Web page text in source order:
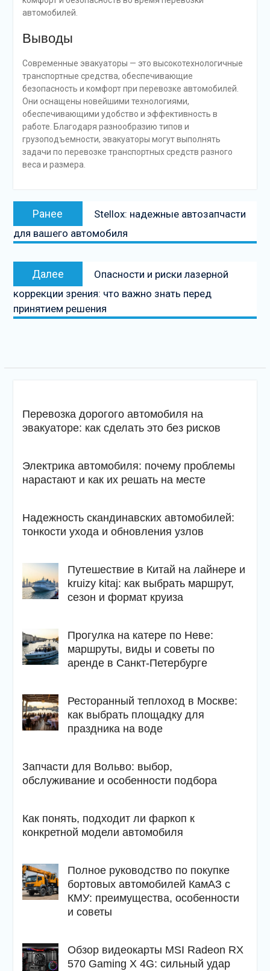
автомобилей.
Выводы
Современные эвакуаторы — это высокотехнологичные
транспортные средства, обеспечивающие
безопасность и комфорт при перевозке автомобилей.
Они оснащены новейшими технологиями,
обеспечивающими удобство и эффективность в
работе. Благодаря разнообразию типов и
грузоподъемности, эвакуаторы могут выполнять
задачи по перевозке транспортных средств разного
веса и размера.
Навигация
записям
Ранее
Предыдущая
Stellox: надежные автозапчасти
для вашего автомобиля
Далее
Следующая
Опасности и риски лазерной
коррекции зрения: что важно знать перед
принятием решения
Перевозка дорогого автомобиля на
эвакуаторе: как сделать это без рисков
Электрика автомобиля: почему проблемы
нарастают и как их решать на месте
Надежность скандинавских автомобилей:
тонкости ухода и обновления узлов
Путешествие в Китай на лайнере и
kruizy kitaj: как выбрать маршрут,
сезон и формат круиза
Прогулка на катере по Неве:
маршруты, виды и советы по
аренде в Санкт-Петербурге
Ресторанный теплоход в Москве:
как выбрать площадку для
праздника на воде
Запчасти для Вольво: выбор,
обслуживание и особенности подбора
Как понять, подходит ли фаркоп к
конкретной модели автомобиля
Полное руководство по покупке
бортовых автомобилей КамАЗ с
КМУ: преимущества, особенности
и советы
Обзор видеокарты MSI Radeon RX
570 Gaming X 4G: сильный удар